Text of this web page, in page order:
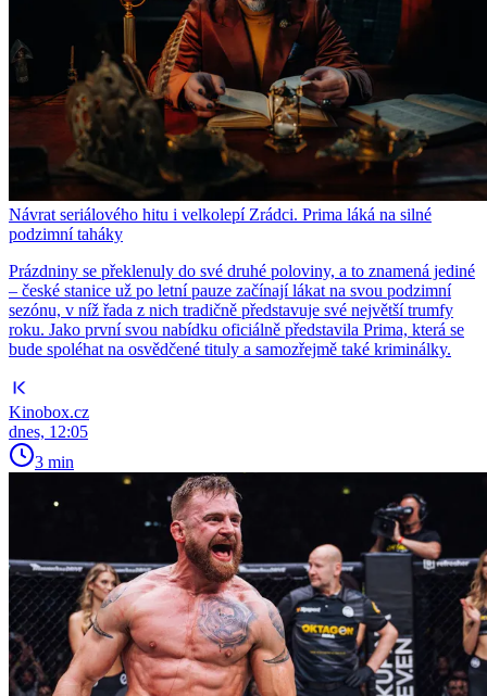
Návrat seriálového hitu i velkolepí Zrádci. Prima láká na silné
podzimní taháky
Prázdniny se překlenuly do své druhé poloviny, a to znamená jediné
– české stanice už po letní pauze začínají lákat na svou podzimní
sezónu, v níž řada z nich tradičně představuje své největší trumfy
roku. Jako první svou nabídku oficiálně představila Prima, která se
bude spoléhat na osvědčené tituly a samozřejmě také kriminálky.
Kinobox.cz
dnes, 12:05
3 min